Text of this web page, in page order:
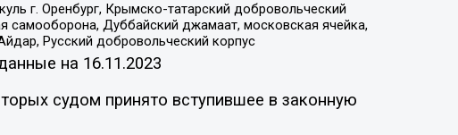
г. Оренбург, Крымско-татарский добровольческий
самооборона, Дуббайский джамаат, московская ячейка,
Русский добровольческий корпус
на 16.11.2023
судом принято вступившее в законную